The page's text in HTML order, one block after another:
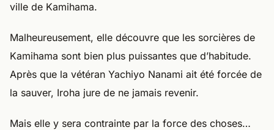
ville de Kamihama.
Malheureusement, elle découvre que les sorcières de
Kamihama sont bien plus puissantes que d’habitude.
Après que la vétéran Yachiyo Nanami ait été forcée de
la sauver, Iroha jure de ne jamais revenir.
Mais elle y sera contrainte par la force des choses…